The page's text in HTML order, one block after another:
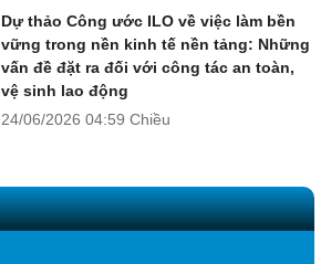
Dự thảo Công ước ILO về việc làm bền
vững trong nền kinh tế nền tảng: Những
vấn đề đặt ra đối với công tác an toàn,
vệ sinh lao động
24/06/2026 04:59 Chiều